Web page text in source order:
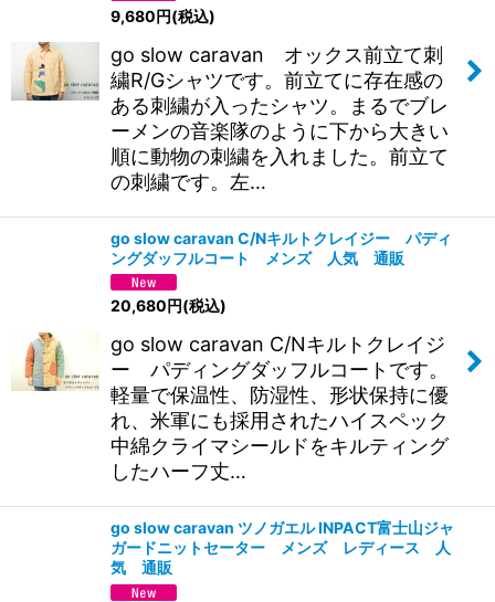
9,680円(税込)
go slow caravan オックス前立て刺
繍R/Gシャツです。前立てに存在感の
ある刺繍が入ったシャツ。まるでブレ
ーメンの音楽隊のように下から大きい
順に動物の刺繍を入れました。前立て
の刺繍です。左…
go slow caravan C/Nキルトクレイジー パディ
ングダッフルコート メンズ 人気 通販
20,680円(税込)
go slow caravan C/Nキルトクレイジ
ー パディングダッフルコートです。
軽量で保温性、防湿性、形状保持に優
れ、米軍にも採用されたハイスペック
中綿クライマシールドをキルティング
したハーフ丈…
go slow caravan ツノガエル INPACT富士山ジャ
ガードニットセーター メンズ レディース 人
気 通販